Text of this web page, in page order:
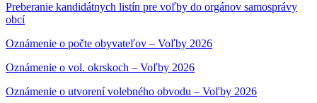
Preberanie kandidátnych listín pre voľby do orgánov samosprávy
obcí
Oznámenie o počte obyvateľov – Voľby 2026
Oznámenie o vol. okrskoch – Voľby 2026
Oznámenie o utvorení volebného obvodu – Voľby 2026